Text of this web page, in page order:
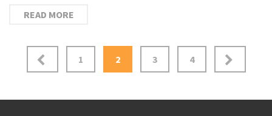
READ MORE
投
稿
ナ
1 2 3 4